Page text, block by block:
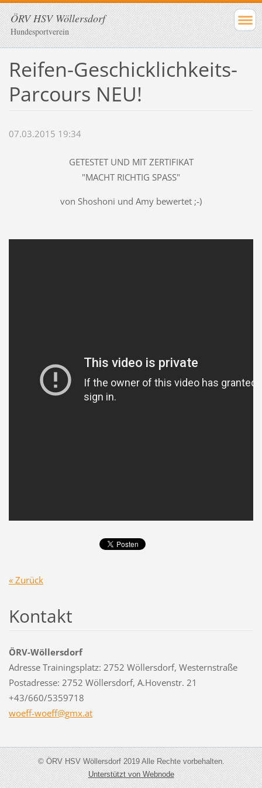
ÖRV HSV Wöllersdorf
Hundesportverein
Reifen-Geschicklichkeits-
Parcours NEU!
07.03.2015 19:34
GETESTET UND MIT ZERTIFIKAT
"MACHT RICHTIG SPASS"
von Shoshoni und Amy bewertet ;-)
« Zurück
Kontakt
ÖRV-Wöllersdorf
Adresse Trainingsplatz: 2752 Wöllersdorf, Westernstraße
Postadresse: 2752 Wöllersdorf, A.Hovenstr. 21
+43/660/5359718
woeff-woeff@gmx.at
© ÖRV HSV Wöllersdorf 2019 Alle Rechte vorbehalten.
Unterstützt von Webnode